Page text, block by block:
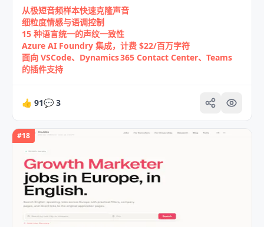
从极短音频样本快速克隆声音
细粒度情感与语调控制
15 种语言统一的声纹一致性
Azure AI Foundry 集成，计费 $22/百万字符
面向 VSCode、Dynamics 365 Contact Center、Teams
的插件支持
👍 91💬 3
#18